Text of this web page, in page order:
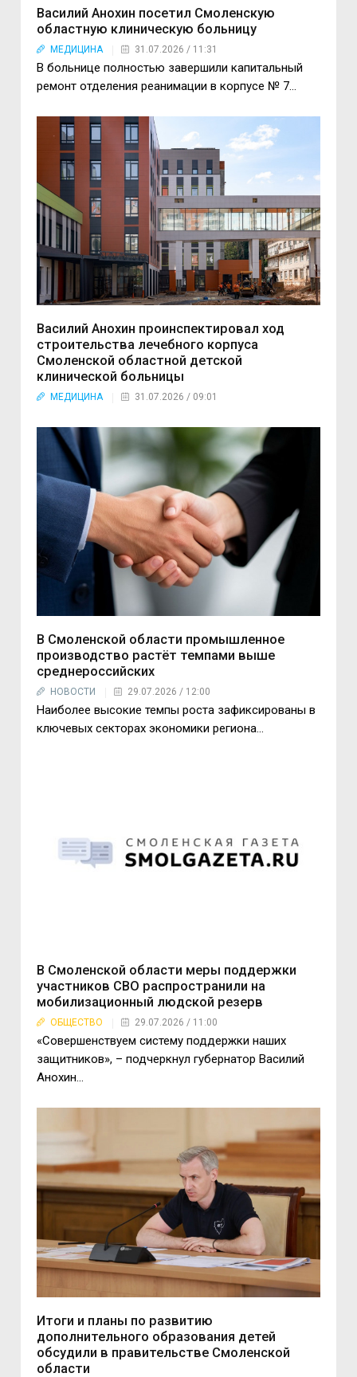
Василий Анохин посетил Смоленскую
областную клиническую больницу
МЕДИЦИНА 31.07.2026 / 11:31
В больнице полностью завершили капитальный
ремонт отделения реанимации в корпусе № 7…
Василий Анохин проинспектировал ход
строительства лечебного корпуса
Смоленской областной детской
клинической больницы
МЕДИЦИНА 31.07.2026 / 09:01
В Смоленской области промышленное
производство растёт темпами выше
среднероссийских
НОВОСТИ 29.07.2026 / 12:00
Наиболее высокие темпы роста зафиксированы в
ключевых секторах экономики региона...
В Смоленской области меры поддержки
участников СВО распространили на
мобилизационный людской резерв
ОБЩЕСТВО 29.07.2026 / 11:00
«Совершенствуем систему поддержки наших
защитников», – подчеркнул губернатор Василий
Анохин...
Итоги и планы по развитию
дополнительного образования детей
обсудили в правительстве Смоленской
области